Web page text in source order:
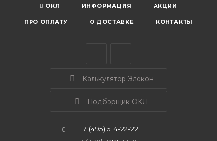
ОКЛ ИНФОРМАЦИЯ АКЦИИ
ПРО ОПЛАТУ О ДОСТАВКЕ КОНТАКТЫ
Калькулятор Элекон
Подборщик ОКЛ
+7 (495) 514-22-22